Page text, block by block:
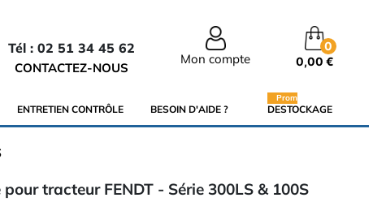
Tél : 02 51 34 45 62
CONTACTEZ-NOUS
Mon compte
0
0,00 €
ENTRETIEN CONTRÔLE BESOIN D'AIDE ? DESTOCKAGE
Promo
tracteur FENDT - Série 300LS & 100S